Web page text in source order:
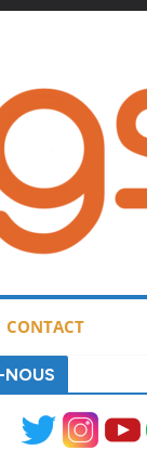
CONTACT